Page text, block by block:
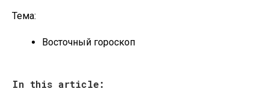
Тема:
Восточный гороскоп
In this article: